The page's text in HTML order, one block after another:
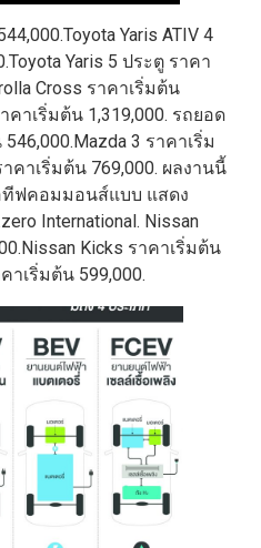
Yaris ATIV 4
Yaris 5 ประตู ราคา
Cross ราคาเริ่มต้น
คาเริ่มต้น 1,319,000. รถยอด
3 ราคาเริ่ม
คาเริ่มต้น 769,000. ผลงานนี้
ฟคอมมอนส์แบบ แสดง
International. Nissan
Kicks ราคาเริ่มต้น
าเริ่มต้น 599,000.